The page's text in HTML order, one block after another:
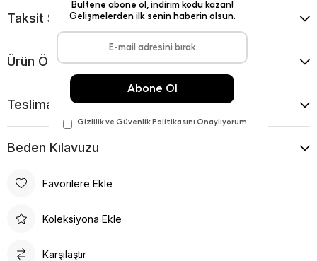
Taksit Seçenekleri
Ürün Önerileri
Teslimat Ve İade Koşulları
Beden Kılavuzu
Favorilere Ekle
Koleksiyona Ekle
Karşılaştır